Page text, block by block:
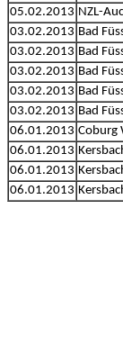
05.02.2013 NZL-
03.02.2013 Bad
03.02.2013 Bad
03.02.2013 Bad
03.02.2013 Bad
03.02.2013 Bad
06.01.2013 Coburg
06.01.2013
06.01.2013
06.01.2013